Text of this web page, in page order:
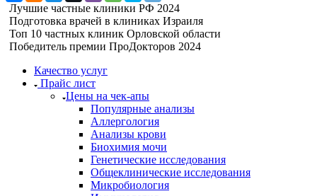
Лучшие частные клиники РФ 2024
Подготовка врачей в клиниках Израиля
Топ 10 частных клиник Орловской области
Победитель премии ПроДокторов 2024
Качество услуг
Прайс лист
​​​​​Цены на чек-апы
Популярные анализы
Аллергология
Анализы крови
Биохимия мочи
Генетические исследования
Общеклинические исследования
Микробиология